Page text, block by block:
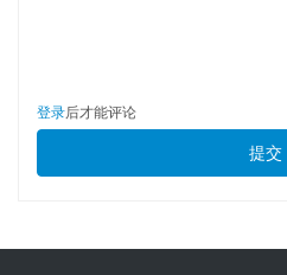
登录后才能评论
提交